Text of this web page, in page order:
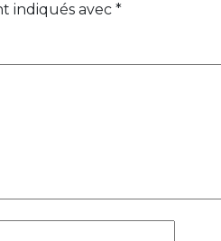
indiqués avec *